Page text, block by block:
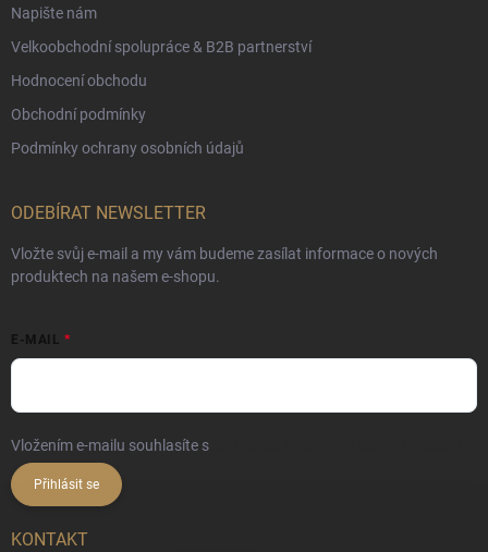
Napište nám
Velkoobchodní spolupráce & B2B partnerství
Hodnocení obchodu
Obchodní podmínky
Podmínky ochrany osobních údajů
ODEBÍRAT NEWSLETTER
Vložte svůj e-mail a my vám budeme zasílat informace o nových
produktech na našem e-shopu.
E-MAIL
Vložením e-mailu souhlasíte s
Přihlásit se
KONTAKT